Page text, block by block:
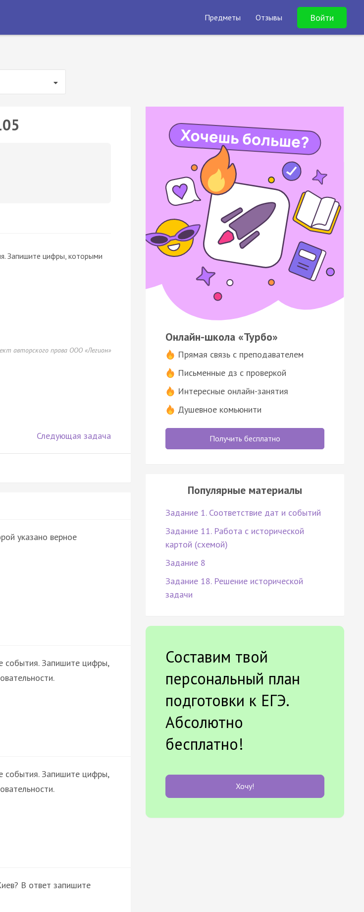
Предметы Отзывы Войти
Запишите цифры, которыми
авторского права ООО «Легион»
Следующая задача
указано верное
события. Запишите цифры,
события. Запишите цифры,
В ответ запишите
Онлайн-школа «Турбо»
Прямая связь с преподавателем
Письменные дз с проверкой
Интересные онлайн-занятия
Душевное комьюнити
Получить бесплатно
Популярные материалы
Задание 1. Соответствие дат и событий
Задание 11. Работа с исторической
картой (схемой)
Задание 8
Задание 18. Решение исторической
задачи
Составим твой
персональный план
подготовки к ЕГЭ.
Абсолютно
бесплатно!
Хочу!